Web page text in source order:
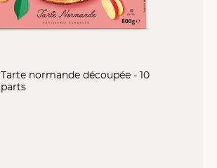
Tarte normande découpée - 10
parts